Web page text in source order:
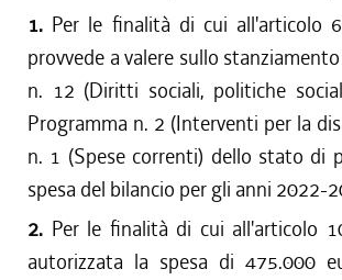
1. Per le finalità di cui all'articolo
provvede a valere sullo
n. 12 (Diritti sociali, politiche
Programma n. 2 (Interventi per la
n. 1 (Spese correnti) dello stato di
spesa del bilancio per gli anni 2022-
2. Per le finalità di cui all'articolo
autorizzata la spesa di 475.000